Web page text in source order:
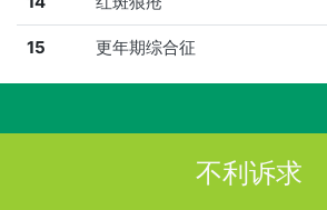
15 更年期综合征
不利诉求